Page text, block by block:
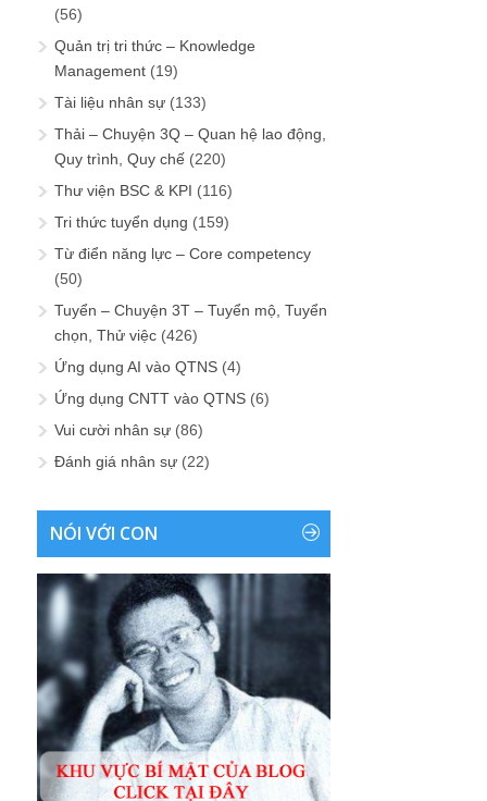
(56)
Quản trị tri thức – Knowledge
Management (19)
Tài liệu nhân sự (133)
Thải – Chuyện 3Q – Quan hệ lao động,
Quy trình, Quy chế (220)
Thư viện BSC & KPI (116)
Tri thức tuyển dụng (159)
Từ điển năng lực – Core competency
(50)
Tuyển – Chuyện 3T – Tuyển mộ, Tuyển
chọn, Thử việc (426)
Ứng dụng AI vào QTNS (4)
Ứng dụng CNTT vào QTNS (6)
Vui cười nhân sự (86)
Đánh giá nhân sự (22)
NÓI VỚI CON